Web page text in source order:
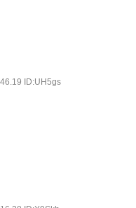
ID:UH5gs